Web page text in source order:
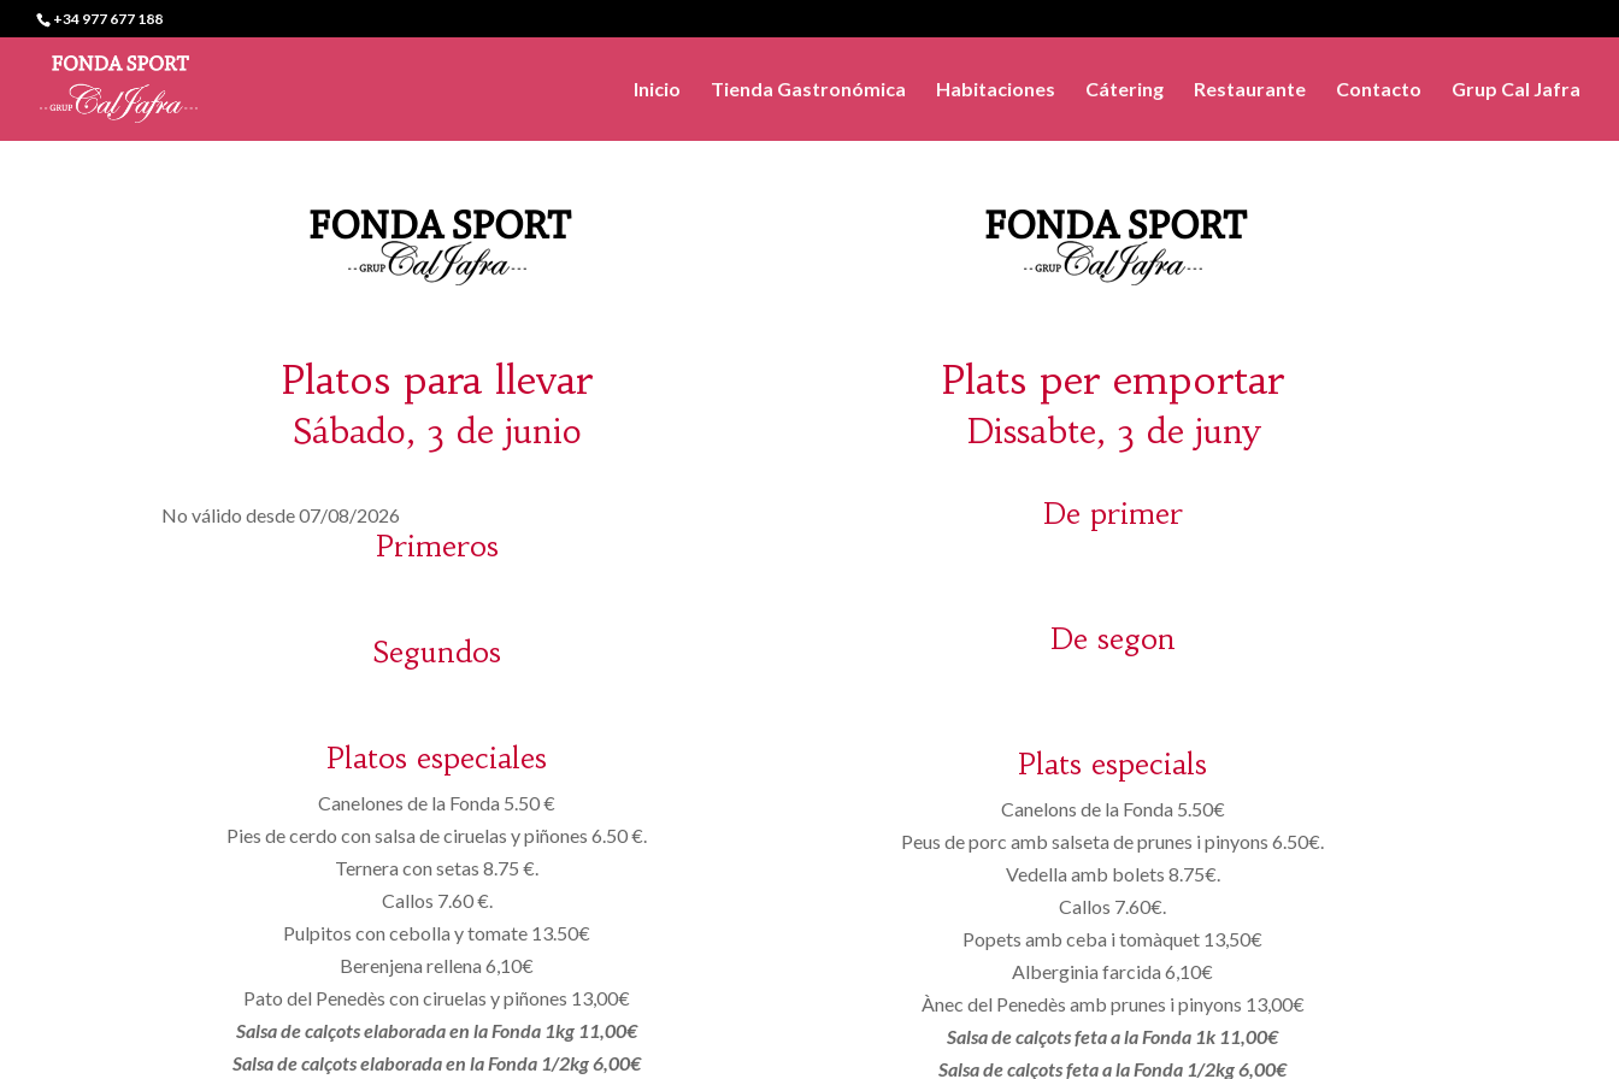
+34 977 677 188
Inicio Tienda Gastronómica Habitaciones Cátering Restaurante Contacto Grup Cal Jafra
Platos para llevar
Sábado, 3 de junio
No válido desde 07/08/2026
Primeros
Segundos
Platos especiales
Canelones de la Fonda 5.50 €
Pies de cerdo con salsa de ciruelas y piñones 6.50 €.
Ternera con setas 8.75 €.
Callos 7.60 €.
Pulpitos con cebolla y tomate 13.50€
Berenjena rellena 6,10€
Pato del Penedès con ciruelas y piñones 13,00€
Salsa de calçots elaborada en la Fonda 1kg 11,00€
Salsa de calçots elaborada en la Fonda 1/2kg 6,00€
Plats per emportar
Dissabte, 3 de juny
De primer
De segon
Plats especials
Canelons de la Fonda 5.50€
Peus de porc amb salseta de prunes i pinyons 6.50€.
Vedella amb bolets 8.75€.
Callos 7.60€.
Popets amb ceba i tomàquet 13,50€
Alberginia farcida 6,10€
Ànec del Penedès amb prunes i pinyons 13,00€
Salsa de calçots feta a la Fonda 1k 11,00€
Salsa de calçots feta a la Fonda 1/2kg 6,00€